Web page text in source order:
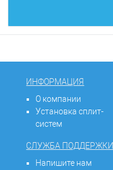
ИНФОРМАЦИЯ
О компании
Установка сплит-
систем
СЛУЖБА ПОДДЕРЖКИ
Напишите нам